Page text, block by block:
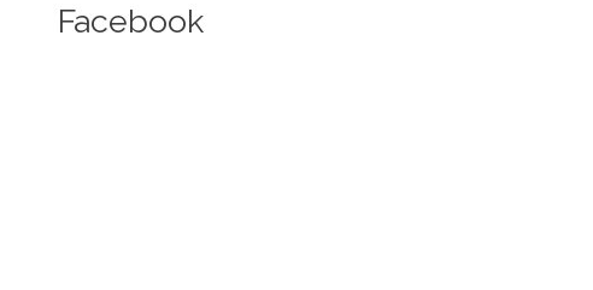
Facebook